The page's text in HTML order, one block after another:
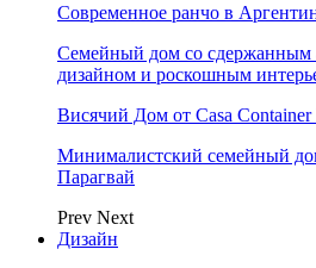
Современное ранчо в
Семейный дом со сдержанным
дизайном и роскошным
Висячий Дом от Casa
Минималистский семейный
Парагвай
Prev Next
Дизайн